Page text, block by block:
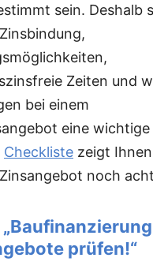
sein. Deshalb
Zeiten und
bei einem
eine wichtige
Checkliste zeigt
noch
prüfen!“